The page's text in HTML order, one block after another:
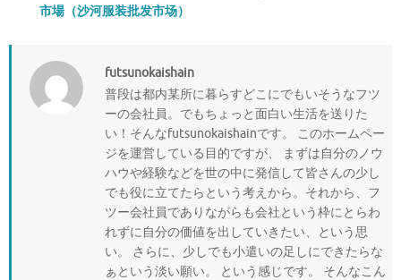
市場（沙河服装批发市场）
futsunokaishain
普段は都内某所に暮らすどこにでもいそうなフツ
ーの会社員。でもちょっと面白い生活を送りた
い！そんなfutsunokaishainです。 このホームペー
ジを運営している目的ですが、 まずは自分のノウ
ハウや経験などを世の中に発信して皆さんの少し
でも役に立てたらという考えから。それから、フ
ツー会社員でありながらも会社という枠にとらわ
れずに自分の価値を出していきたい、という思
い。 さらに、少しでも小遣いの足しにできたらな
ぁという淡い願い。 という感じです。 そんなこん